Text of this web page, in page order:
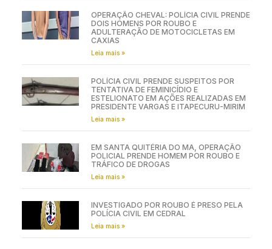
OPERAÇÃO CHEVAL: POLÍCIA CIVIL PRENDE
DOIS HOMENS POR ROUBO E
ADULTERAÇÃO DE MOTOCICLETAS EM
CAXIAS
Leia mais »
POLÍCIA CIVIL PRENDE SUSPEITOS POR
TENTATIVA DE FEMINICÍDIO E
ESTELIONATO EM AÇÕES REALIZADAS EM
PRESIDENTE VARGAS E ITAPECURU-MIRIM
Leia mais »
EM SANTA QUITÉRIA DO MA, OPERAÇÃO
POLICIAL PRENDE HOMEM POR ROUBO E
TRÁFICO DE DROGAS
Leia mais »
INVESTIGADO POR ROUBO É PRESO PELA
POLÍCIA CIVIL EM CEDRAL
Leia mais »